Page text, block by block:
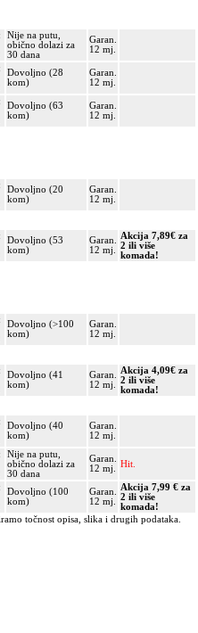
Nije na putu,
obično dolazi za
30 dana
Garan.
12 mj.
Dovoljno (28
kom)
Garan.
12 mj.
Dovoljno (63
kom)
Garan.
12 mj.
Dovoljno (20
kom)
Garan.
12 mj.
Dovoljno (53
kom)
Garan.
12 mj.
Akcija 7,89€ za
2 ili više
komada!
Dovoljno (>100
kom)
Garan.
12 mj.
Dovoljno (41
kom)
Garan.
12 mj.
Akcija 4,09€ za
2 ili više
komada!
Dovoljno (40
kom)
Garan.
12 mj.
Nije na putu,
obično dolazi za
30 dana
Garan.
12 mj.
Hit.
Dovoljno (100
kom)
Garan.
12 mj.
Akcija 7,99 € za
2 ili više
komada!
točnost opisa, slika i drugih podataka.